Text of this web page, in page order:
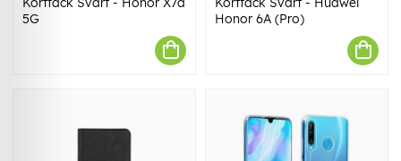
5G
Honor 6A (Pro)